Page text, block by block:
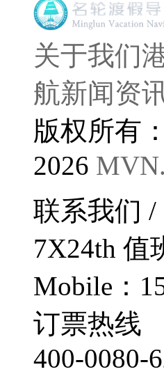
关于我们
航新闻资
版权所有：
2026
联系我们 /
7X24th 值
Mobile：
订票热线
400-0080-